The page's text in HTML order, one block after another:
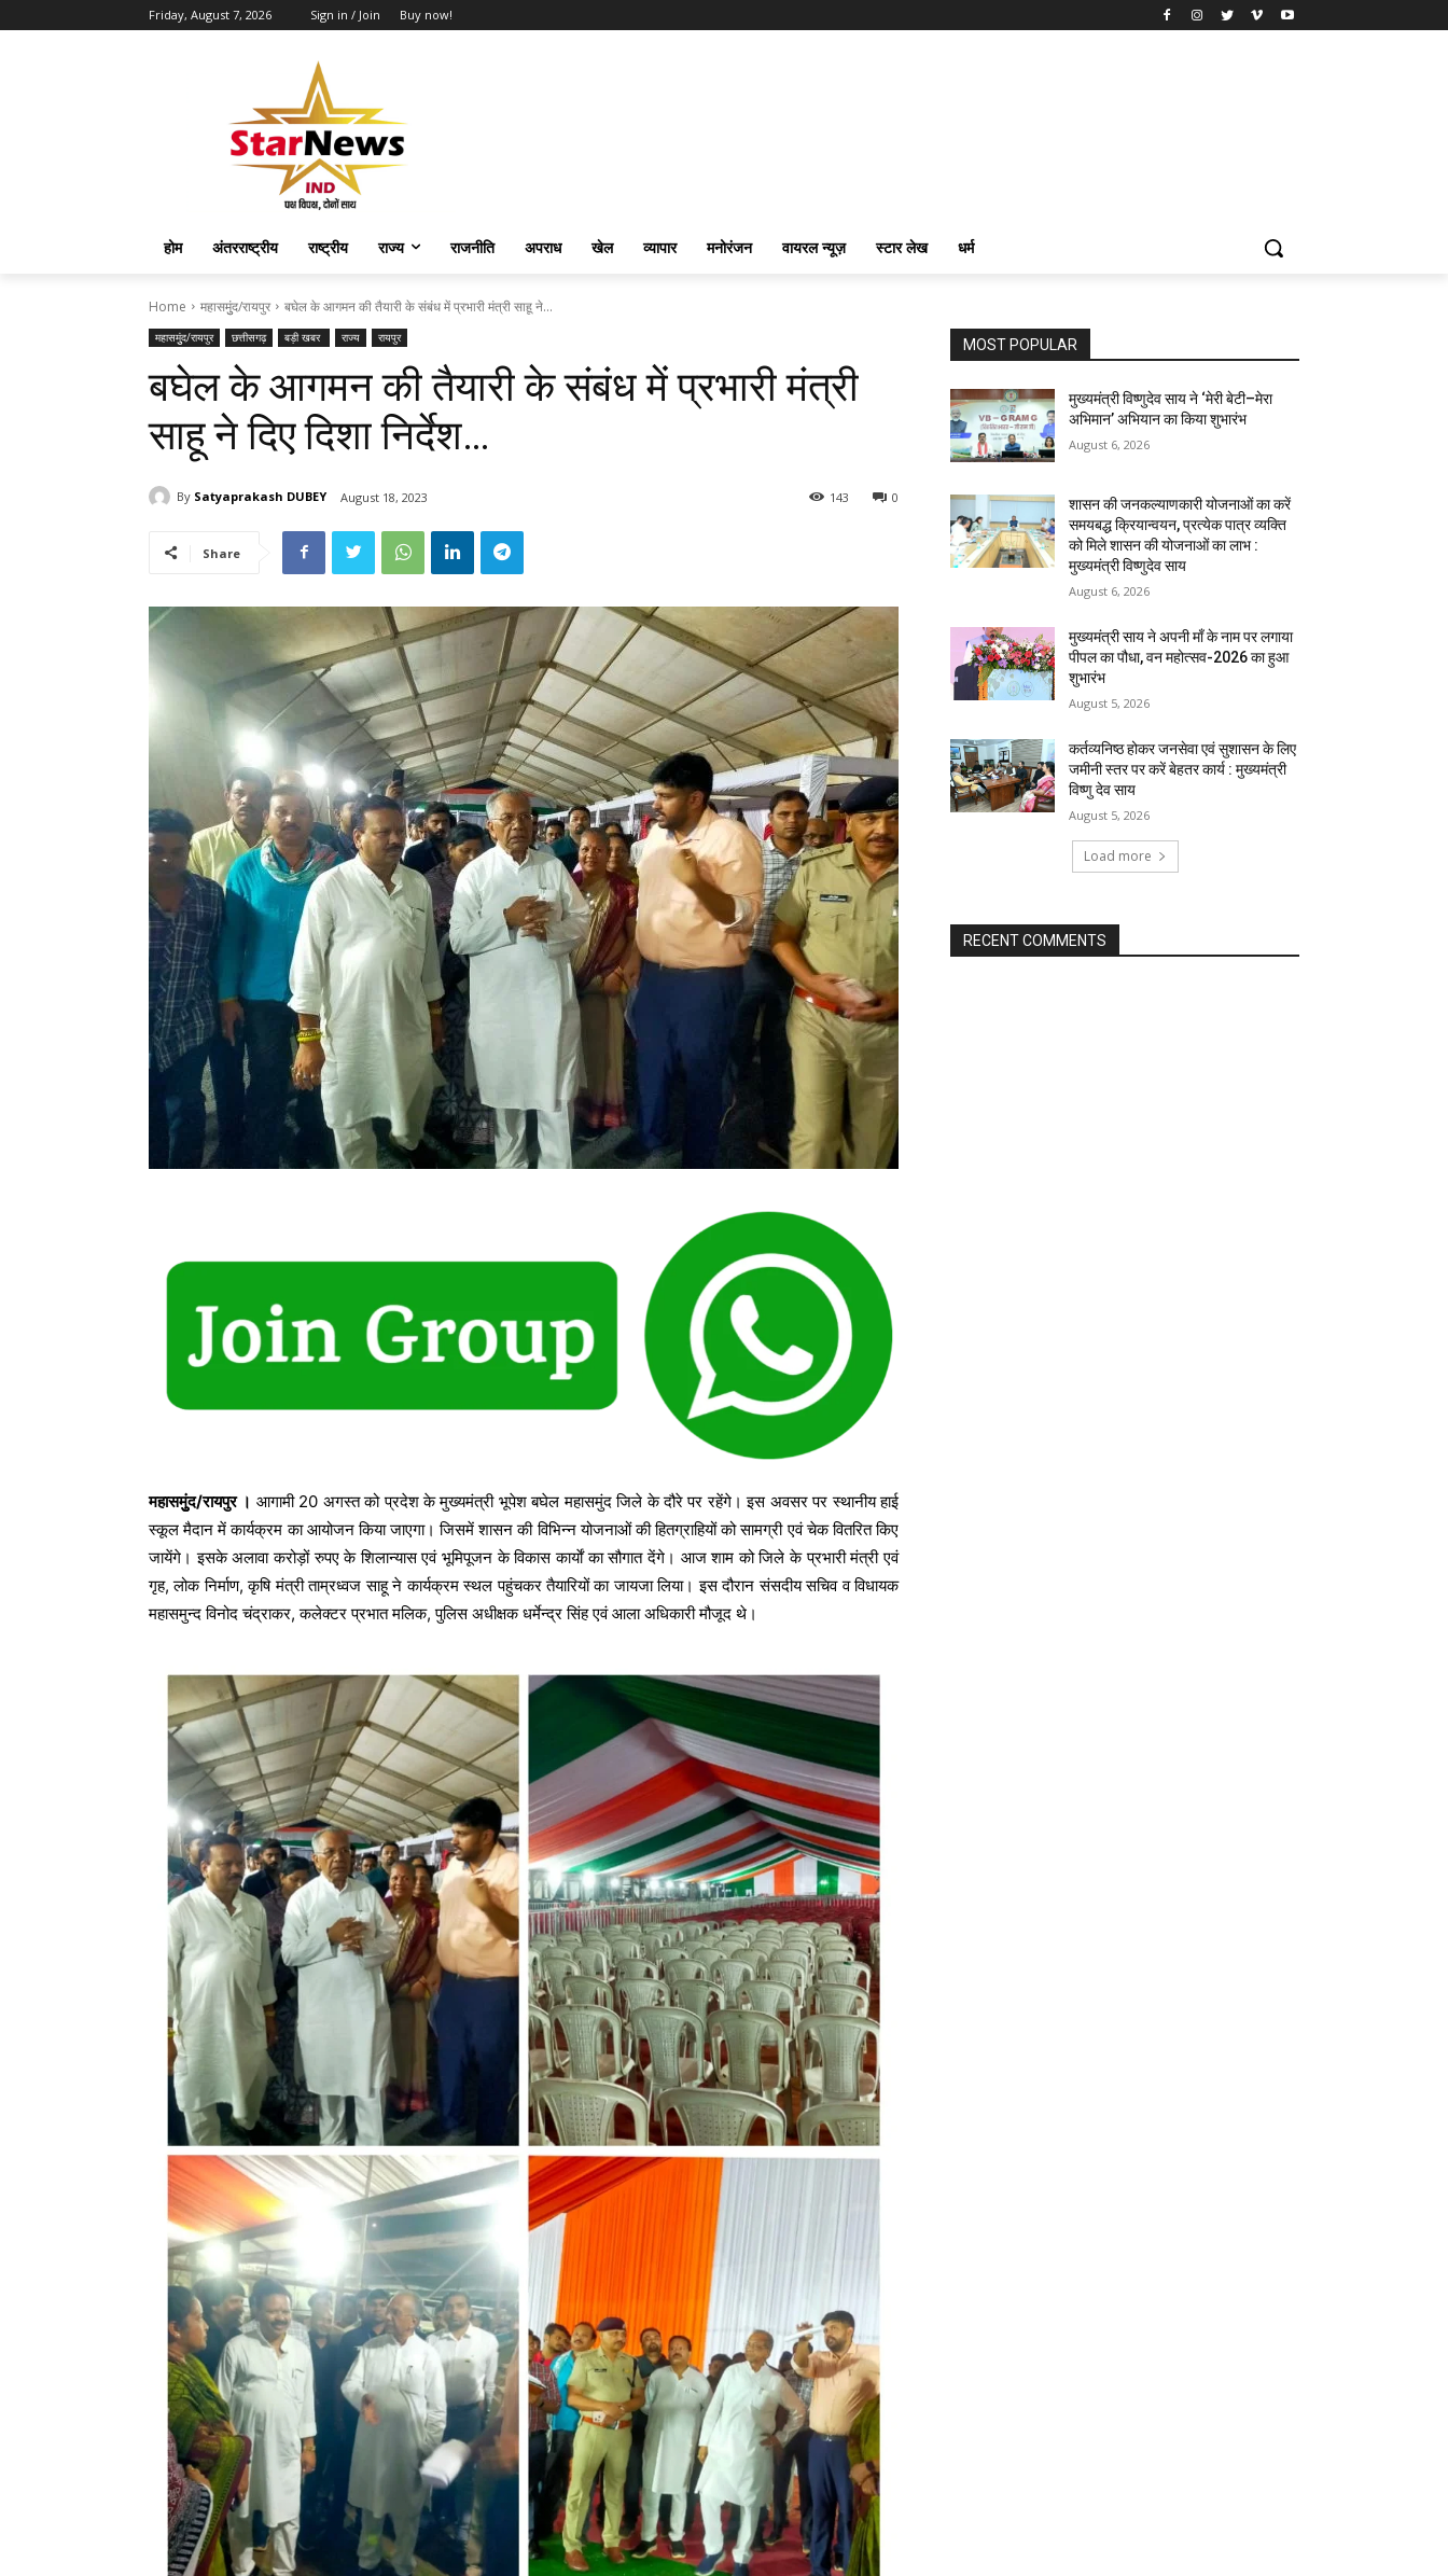
Friday, August 7, 2026 Sign in / Join Buy now!
होम अंतरराष्ट्रीय राष्ट्रीय राज्य राजनीति अपराध खेल व्यापार मनोरंजन वायरल न्यूज़ स्टार लेख धर्म
Home महासमुुंद/रायपुर बघेल के आगमन की तैयारी के संबंध में प्रभारी मंत्री साहू ने...
महासमुुंद/रायपुर छत्तीसगढ़ बड़ी खबर राज्य रायपुर
बघेल के आगमन की तैयारी के संबंध में प्रभारी मंत्री
साहू ने दिए दिशा निर्देश…
By Satyaprakash DUBEY August 18, 2023 0
143
Share
महासमुुंद/रायपुर । आगामी 20 अगस्त को प्रदेश के मुख्यमंत्री भूपेश बघेल महासमुंद जिले के दौरे पर रहेंगे। इस अवसर पर स्थानीय हाई
स्कूल मैदान में कार्यक्रम का आयोजन किया जाएगा। जिसमें शासन की विभिन्न योजनाओं की हितग्राहियों को सामग्री एवं चेक वितरित किए
जायेंगे। इसके अलावा करोड़ों रुपए के शिलान्यास एवं भूमिपूजन के विकास कार्याें का सौगात देंगे। आज शाम को जिले के प्रभारी मंत्री एवं
गृह, लोक निर्माण, कृषि मंत्री ताम्रध्वज साहू ने कार्यक्रम स्थल पहुंचकर तैयारियों का जायजा लिया। इस दौरान संसदीय सचिव व विधायक
महासमुन्द विनोद चंद्राकर, कलेक्टर प्रभात मलिक, पुलिस अधीक्षक धर्मेन्द्र सिंह एवं आला अधिकारी मौजूद थे।
MOST POPULAR
मुख्यमंत्री विष्णुदेव साय ने ‘मेरी बेटी–मेरा
अभिमान’ अभियान का किया शुभारंभ
August 6, 2026
शासन की जनकल्याणकारी योजनाओं का करें
समयबद्ध क्रियान्वयन, प्रत्येक पात्र व्यक्ति
को मिले शासन की योजनाओं का लाभ :
मुख्यमंत्री विष्णुदेव साय
August 6, 2026
मुख्यमंत्री साय ने अपनी माँ के नाम पर लगाया
पीपल का पौधा, वन महोत्सव-2026 का हुआ
शुभारंभ
August 5, 2026
कर्तव्यनिष्ठ होकर जनसेवा एवं सुशासन के लिए
जमीनी स्तर पर करें बेहतर कार्य : मुख्यमंत्री
विष्णु देव साय
August 5, 2026
Load more
RECENT COMMENTS